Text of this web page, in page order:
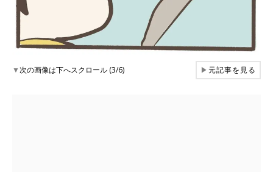
▼次の画像は下へスクロール (3/6) ▶元記事を見る